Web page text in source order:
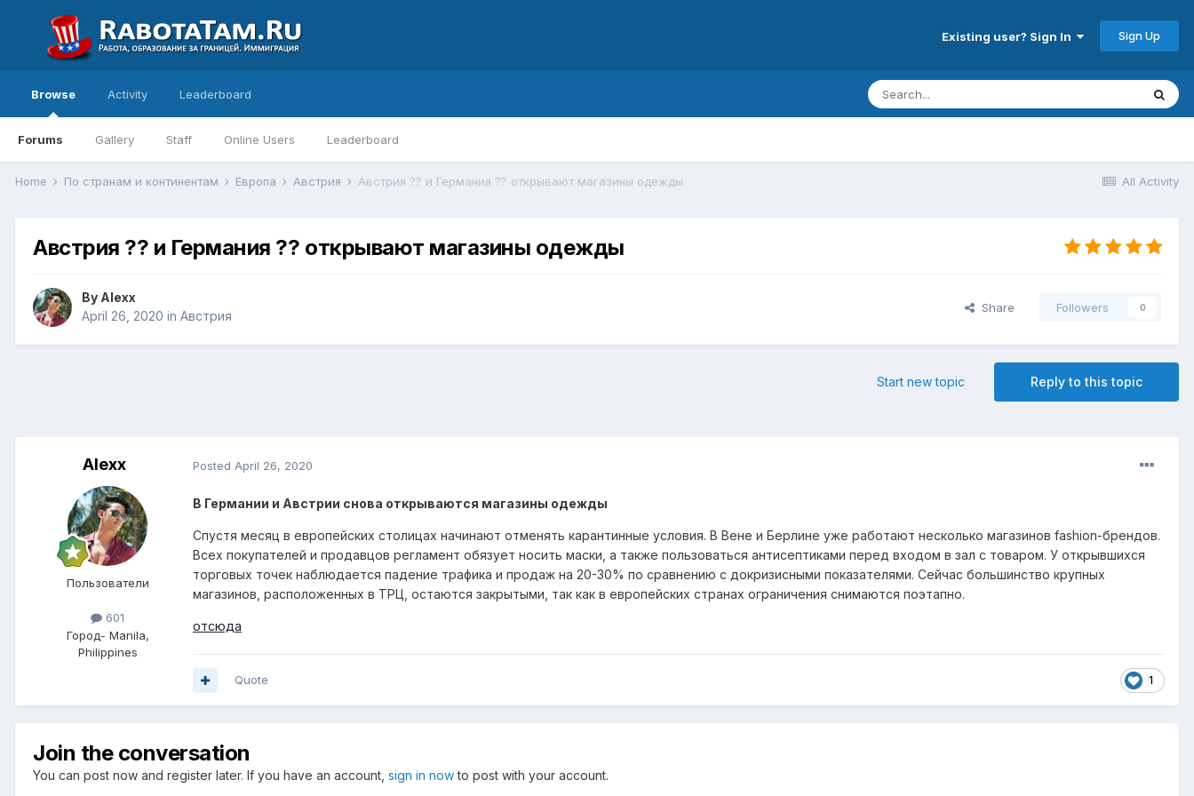
Existing user? Sign In Sign Up
Browse
Forums Gallery Staff Online Users Leaderboard
Activity Leaderboard
All Activity
Home По странам и континентам Европа Австрия Австрия ?? и Германия ?? открывают магазины одежды
Австрия ?? и Германия ?? открывают магазины одежды
By Alexx
April 26, 2020 in Австрия
Share Followers 0
Reply to this topic
Start new topic
Alexx
Пользователи
601
Город- Manila,
Philippines
Posted April 26, 2020
В Германии и Австрии снова открываются магазины одежды
Спустя месяц в европейских столицах начинают отменять карантинные условия. В Вене и Берлине уже работают несколько магазинов fashion-брендов.
Всех покупателей и продавцов регламент обязует носить маски, а также пользоваться антисептиками перед входом в зал с товаром. У открывшихся
торговых точек наблюдается падение трафика и продаж на 20-30% по сравнению с докризисными показателями. Сейчас большинство крупных
магазинов, расположенных в ТРЦ, остаются закрытыми, так как в европейских странах ограничения снимаются поэтапно.
отсюда
1
Quote
Join the conversation
You can post now and register later. If you have an account, sign in nowto post with your account.